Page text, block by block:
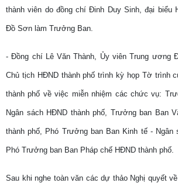
thành viên do đồng chí Đinh Duy Sinh, đại biểu
Đồ Sơn làm Trưởng Ban.
- Đồng chí Lê Văn Thành, Ủy viên Trung ương
Chủ tịch HĐND thành phố trình kỳ họp Tờ trình
thành phố về việc miễn nhiệm các chức vụ:
Ngân sách HĐND thành phố, Trưởng ban Ban
thành phố, Phó Trưởng ban Ban Kinh tế - Ngân
Phó Trưởng ban Ban Pháp chế HĐND thành phố.
Sau khi nghe toàn văn các dự thảo Nghị quyết